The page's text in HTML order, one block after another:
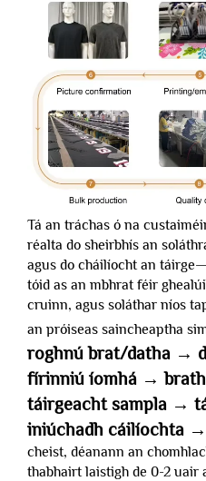
Tá an tráchas ó na
réalta do sheirbhís an
agus do cháilíocht an
tóid as an mbhrat féir
cruinn, agus soláthar níos
an próiseas saincheaptha
roghnú brat/datha →
fírinniú íomhá →
táirgeacht sampla →
iniúchadh cáilíochta
cheist, déanann an
thabhairt laistigh de 0-2 uair